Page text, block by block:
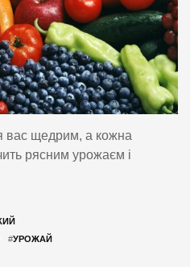
вас щедрим, а кожна
рясним урожаєм і
#УРОЖАЙ